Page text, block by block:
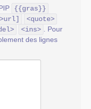
{{gras}}
<quote>
<ins>
. Pour
des lignes